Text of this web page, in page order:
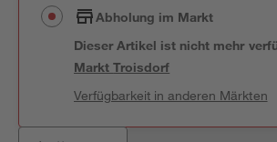
Abholung im Markt
Dieser Artikel ist nicht mehr
MarktTroisdorf
Verfügbarkeit in anderen Märkten